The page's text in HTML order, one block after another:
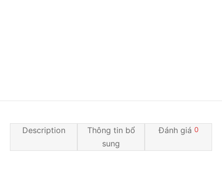
Description
Thông tin bổ
sung
Đánh giá 0